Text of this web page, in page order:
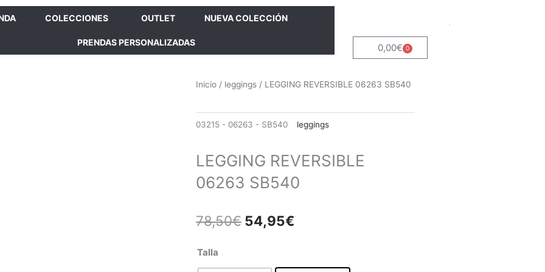
COLECCIONES OUTLET NUEVA COLECCIÓN
PRENDAS PERSONALIZADAS 0,00€ 0
Carrito
Inicio/ leggings/ LEGGING REVERSIBLE 06263 SB540
03215 - 06263 - SB540 leggings
LEGGING REVERSIBLE
06263 SB540
78,50€ El
era:
54,95€El
es:
Talla
LEGGING